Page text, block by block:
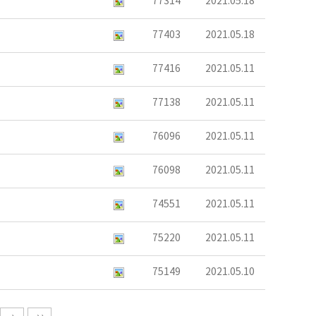
77403 2021.05.18
77416 2021.05.11
77138 2021.05.11
76096 2021.05.11
76098 2021.05.11
74551 2021.05.11
75220 2021.05.11
75149 2021.05.10